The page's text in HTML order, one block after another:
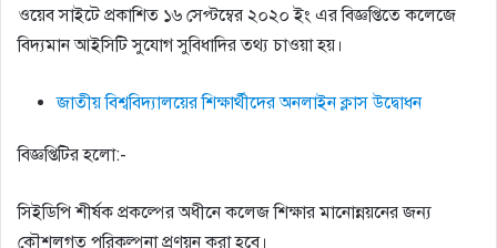
ওয়েব সাইটে প্রকাশিত ১৬ সেপ্টম্বের ২০২০ ইং এর বিজ্ঞপ্তিতে কলেজে
বিদ্যমান আইসিটি সুযােগ সুবিধাদির তথ্য চাওয়া হয়।
র
প
জাতীয় বিশ্ববিদ্যালয়ের শিক্ষার্থীদের অনলাইন ক্লাস উদ্বোধন
বিজ্ঞপ্তিটির হলো:-
সিইডিপি শীর্ষক প্রকল্পের অধীনে কলেজ শিক্ষার মানোন্নয়নের জন্য
কৌশলগত পরিকল্পনা প্রণয়ন করা হবে।